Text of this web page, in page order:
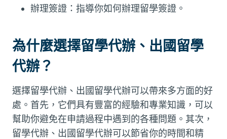
辦理簽證：指導你如何辦理留學簽證。
為什麼選擇留學代辦、出國留學
代辦？
選擇留學代辦、出國留學代辦可以帶來多方面的好
處。首先，它們具有豐富的經驗和專業知識，可以
幫助你避免在申請過程中遇到的各種問題。其次，
留學代辦、出國留學代辦可以節省你的時間和精